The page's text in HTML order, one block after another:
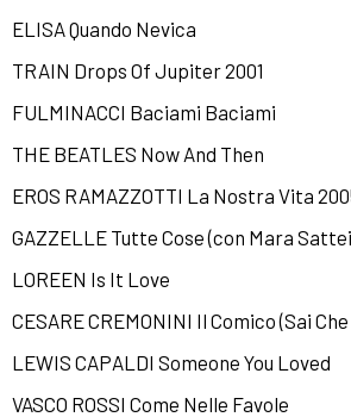
ELISA Quando Nevica
TRAIN Drops Of Jupiter 2001
FULMINACCI Baciami Baciami
THE BEATLES Now And Then
EROS RAMAZZOTTI La Nostra Vita
GAZZELLE Tutte Cose (con Mara
LOREEN Is It Love
CESARE CREMONINI Il Comico (Sai
LEWIS CAPALDI Someone You Loved
VASCO ROSSI Come Nelle Favole